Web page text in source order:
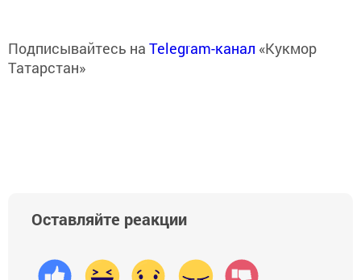
Подписывайтесь на Telegram-канал «Кукмор
Татарстан»
Оставляйте реакции